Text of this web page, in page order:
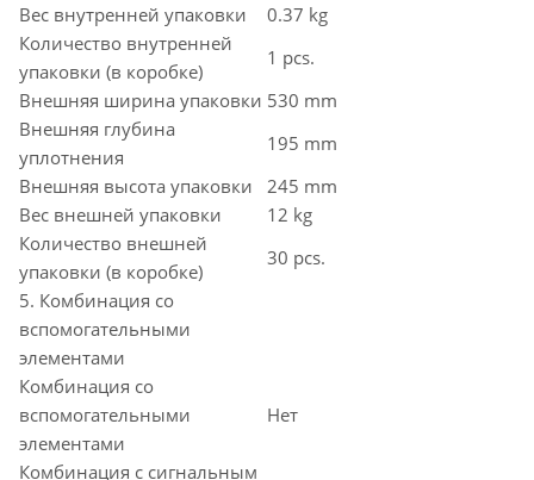
Вес внутренней упаковки
0.37 kg
Количество внутренней
упаковки (в коробке)
1 pcs.
Внешняя ширина упаковки 530 mm
Внешняя глубина
уплотнения
195 mm
Внешняя высота упаковки
245 mm
Вес внешней упаковки
12 kg
Количество внешней
упаковки (в коробке)
30 pcs.
5. Комбинация со
вспомогательными
элементами
Комбинация со
вспомогательными
элементами
Нет
Комбинация с сигнальным